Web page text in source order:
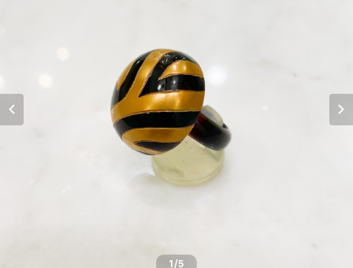
1/5